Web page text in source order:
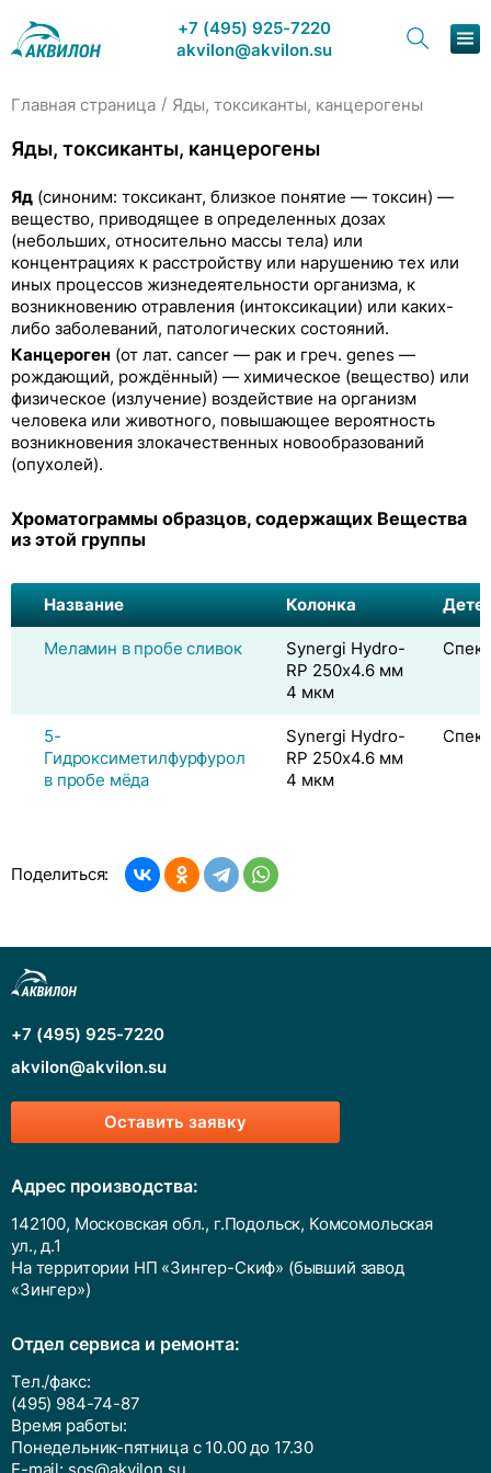
+7 (495) 925-7220
akvilon@akvilon.su
Сервис и ремонт
О компании
Контакты
Главная страница / Яды, токсиканты, канцерогены
Яды, токсиканты, канцерогены
Яд (синоним: токсикант, близкое понятие — токсин) —
вещество, приводящее в определенных дозах
(небольших, относительно массы тела) или
концентрациях к расстройству или нарушению тех или
иных процессов жизнедеятельности организма, к
возникновению отравления (интоксикации) или каких-
либо заболеваний, патологических состояний.
Канцероген (от лат. cancer — рак и греч. genes —
рождающий, рождённый) — химическое (вещество) или
физическое (излучение) воздействие на организм
человека или животного, повышающее вероятность
возникновения злокачественных новообразований
(опухолей).
Хроматограммы образцов, содержащих Вещества
из этой группы
Название Колонка
Меламин в пробе сливок
Synergi Hydro-
RP 250х4.6 мм
4 мкм
5-
Гидроксиметилфурфурол
в пробе мёда
Synergi Hydro-
RP 250х4.6 мм
4 мкм
Поделиться:
Оставить заявку
+7 (495) 925-7220
akvilon@akvilon.su
Адрес производства:
142100, Московская обл., г.Подольск, Комсомольская
ул., д.1
На территории НП «Зингер-Скиф» (бывший завод
«Зингер»)
Отдел сервиса и ремонта:
Тел./факс:
(495) 984-74-87
Время работы:
Понедельник-пятница с 10.00 до 17.30